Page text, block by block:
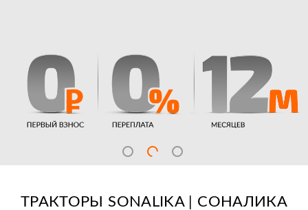
ТРАКТОРЫ SONALIKA | СОНАЛИКА